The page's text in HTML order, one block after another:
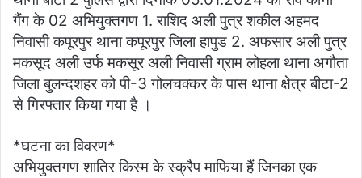
गैंग के 02 अभियुक्तगण 1. राशिद अली पुत्र शकील अहमद
निवासी कपूरपुर थाना कपूरपुर जिला हापुड 2. अफसार अली पुत्र
मकसूद अली उर्फ मकसूर अली निवासी ग्राम लोहला थाना अगौता
जिला बुलन्दशहर को पी-3 गोलचक्कर के पास थाना क्षेत्र बीटा-2
से गिरफ्तार किया गया है ।
*घटना का विवरण*
अभियुक्तगण शातिर किस्म के स्क्रैप माफिया हैं जिनका एक